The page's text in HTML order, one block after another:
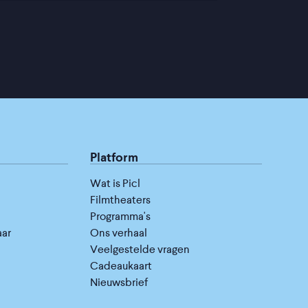
Platform
Wat is Picl
Filmtheaters
Programma's
Ons verhaal
Veelgestelde vragen
Cadeaukaart
Nieuwsbrief